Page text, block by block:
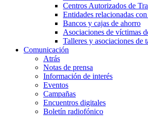
Centros Autorizados de
Entidades relacionadas
Bancos y cajas de ahorro
Asociaciones de víctimas
Talleres y asociaciones de
Comunicación
Atrás
Notas de prensa
Información de interés
Eventos
Campañas
Encuentros digitales
Boletín radiofónico